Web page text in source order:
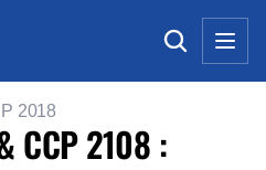
2018
CCP 2108 :